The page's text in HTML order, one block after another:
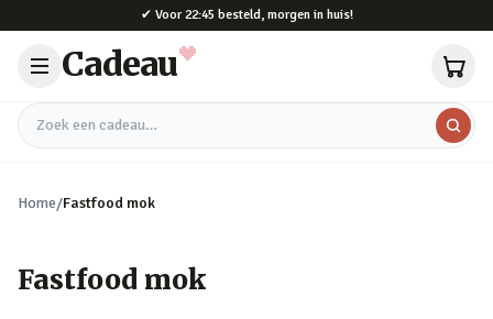
✔ Voor 22:45 besteld, morgen in huis!
Cadeau
Zoek een cadeau
Home/Fastfood mok
Fastfood mok